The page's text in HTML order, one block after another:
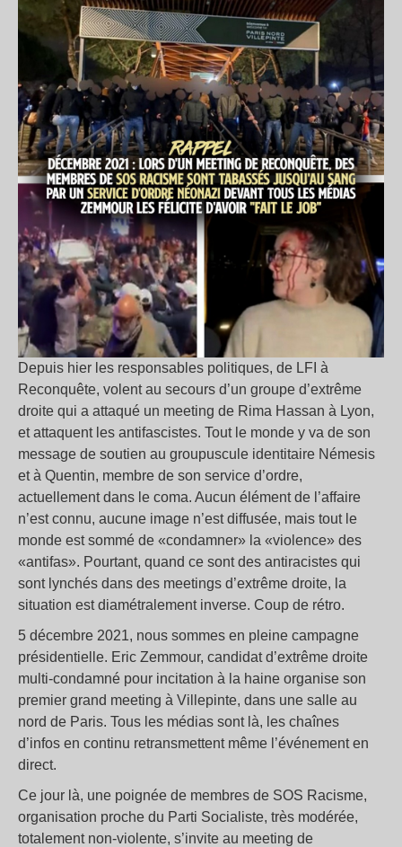
Depuis hier les responsables politiques, de LFI à
Reconquête, volent au secours d’un groupe d’extrême
droite qui a attaqué un meeting de Rima Hassan à Lyon,
et attaquent les antifascistes. Tout le monde y va de son
message de soutien au groupuscule identitaire Némesis
et à Quentin, membre de son service d’ordre,
actuellement dans le coma. Aucun élément de l’affaire
n’est connu, aucune image n’est diffusée, mais tout le
monde est sommé de «condamner» la «violence» des
«antifas». Pourtant, quand ce sont des antiracistes qui
sont lynchés dans des meetings d’extrême droite, la
situation est diamétralement inverse. Coup de rétro.
5 décembre 2021, nous sommes en pleine campagne
présidentielle. Eric Zemmour, candidat d’extrême droite
multi-condamné pour incitation à la haine organise son
premier grand meeting à Villepinte, dans une salle au
nord de Paris. Tous les médias sont là, les chaînes
d’infos en continu retransmettent même l’événement en
direct.
Ce jour là, une poignée de membres de SOS Racisme,
organisation proche du Parti Socialiste, très modérée,
totalement non-violente, s’invite au meeting de